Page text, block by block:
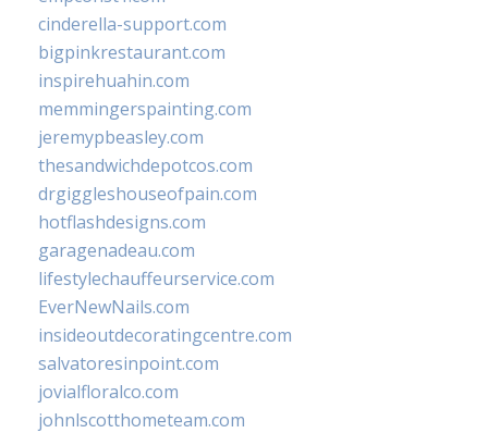
cinderella-support.com
bigpinkrestaurant.com
inspirehuahin.com
memmingerspainting.com
jeremypbeasley.com
thesandwichdepotcos.com
drgiggleshouseofpain.com
hotflashdesigns.com
garagenadeau.com
lifestylechauffeurservice.com
EverNewNails.com
insideoutdecoratingcentre.com
salvatoresinpoint.com
jovialfloralco.com
johnlscotthometeam.com